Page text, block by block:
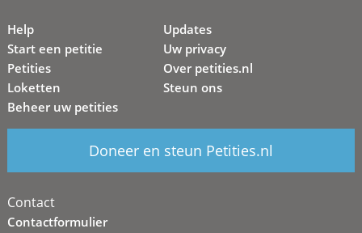
Help
Start een petitie
Petities
Loketten
Beheer uw petities
Updates
Uw privacy
Over petities.nl
Steun ons
Doneer en steun Petities.nl
Contact
Contactformulier